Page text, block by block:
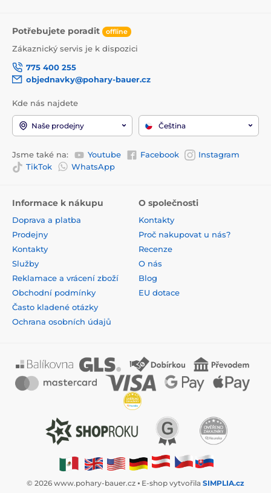
Potřebujete poradit offline
Zákaznický servis je k dispozici
775 400 255
objednavky@pohary-bauer.cz
Kde nás najdete
Naše prodejny Čeština
Jsme také na: Youtube Facebook
Instagram
TikTok
WhatsApp
Informace k nákupu
Doprava a platba
Prodejny
Kontakty
Služby
Reklamace a vrácení zboží
Obchodní podmínky
Často kladené otázky
Ochrana osobních údajů
O společnosti
Kontakty
Proč nakupovat u nás?
Recenze
O nás
Blog
EU dotace
© 2026 www.pohary-bauer.cz ⦁ E-shop vytvořila SIMPLIA.cz